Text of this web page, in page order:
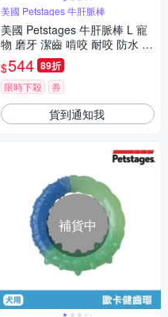
美國 Petstages 牛肝脈棒
美國 Petstages 牛肝脈棒 L 寵
物 磨牙 潔齒 啃咬 耐咬 防水 狗
玩具 安全 寵物玩具
$544 89折
限時下殺 券
貨到通知我
補貨中